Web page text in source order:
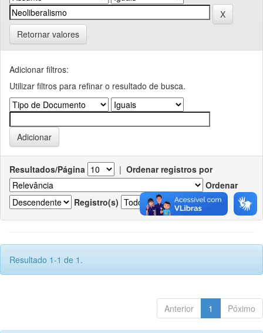
Retornar valores
Adicionar filtros:
Utilizar filtros para refinar o resultado de busca.
Resultados/Página | Ordenar registros por
Ordenar
Registro(s)
Resultado 1-1 de 1.
Anterior 1 Póximo